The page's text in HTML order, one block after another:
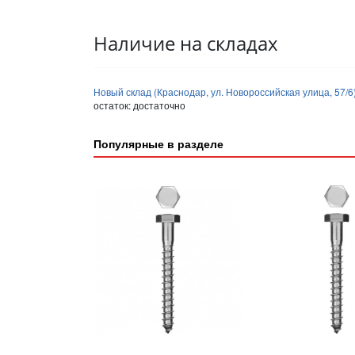
Наличие на складах
Новый склад (Краснодар, ул. Новороссийская улица, 57/
остаток: достаточно
Популярные в разделе